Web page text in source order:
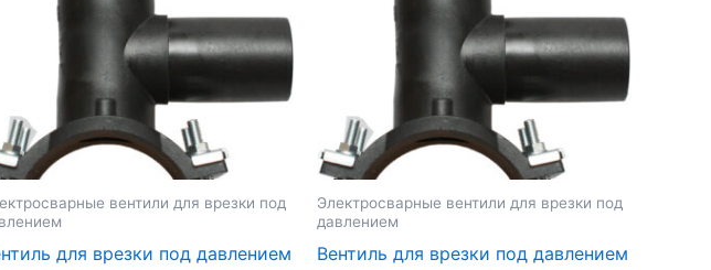
вентили для врезки под
для врезки под давлением
Электросварные вентили для врезки под
давлением
Вентиль для врезки под давлением